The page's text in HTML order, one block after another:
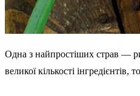
Одна з найпростіших страв —
великої кількості інгредієнтів,